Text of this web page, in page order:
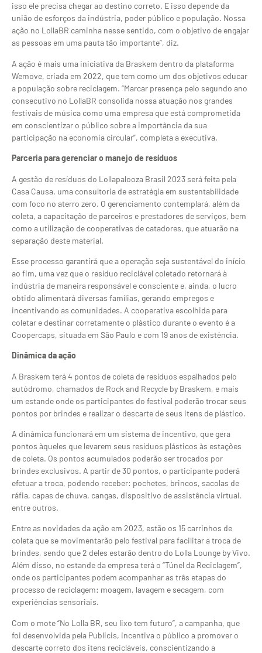
isso ele precisa chegar ao destino correto. E isso depende da
união de esforços da indústria, poder público e população. Nossa
ação no LollaBR caminha nesse sentido, com o objetivo de engajar
as pessoas em uma pauta tão importante”, diz.
A ação é mais uma iniciativa da Braskem dentro da plataforma
Wemove, criada em 2022, que tem como um dos objetivos educar
a população sobre reciclagem. “Marcar presença pelo segundo ano
consecutivo no LollaBR consolida nossa atuação nos grandes
festivais de música como uma empresa que está comprometida
em conscientizar o público sobre a importância da sua
participação na economia circular”, completa a executiva.
Parceria para gerenciar o manejo de resíduos
A gestão de resíduos do Lollapalooza Brasil 2023 será feita pela
Casa Causa, uma consultoria de estratégia em sustentabilidade
com foco no aterro zero. O gerenciamento contemplará, além da
coleta, a capacitação de parceiros e prestadores de serviços, bem
como a utilização de cooperativas de catadores, que atuarão na
separação deste material.
Esse processo garantirá que a operação seja sustentável do início
ao fim, uma vez que o resíduo reciclável coletado retornará à
indústria de maneira responsável e consciente e, ainda, o lucro
obtido alimentará diversas famílias, gerando empregos e
incentivando as comunidades. A cooperativa escolhida para
coletar e destinar corretamente o plástico durante o evento é a
Coopercaps, situada em São Paulo e com 19 anos de existência.
Dinâmica da ação
A Braskem terá 4 pontos de coleta de resíduos espalhados pelo
autódromo, chamados de Rock and Recycle by Braskem, e mais
um estande onde os participantes do festival poderão trocar seus
pontos por brindes e realizar o descarte de seus itens de plástico.
A dinâmica funcionará em um sistema de incentivo, que gera
pontos àqueles que levarem seus resíduos plásticos às estações
de coleta. Os pontos acumulados poderão ser trocados por
brindes exclusivos. A partir de 30 pontos, o participante poderá
efetuar a troca, podendo receber: pochetes, brincos, sacolas de
ráfia, capas de chuva, cangas, dispositivo de assistência virtual,
entre outros.
Entre as novidades da ação em 2023, estão os 15 carrinhos de
coleta que se movimentarão pelo festival para facilitar a troca de
brindes, sendo que 2 deles estarão dentro do Lolla Lounge by Vivo.
Além disso, no estande da empresa terá o “Túnel da Reciclagem”,
onde os participantes podem acompanhar as três etapas do
processo de reciclagem: moagem, lavagem e secagem, com
experiências sensoriais.
Com o mote “No Lolla BR, seu lixo tem futuro”, a campanha, que
foi desenvolvida pela Publicis, incentiva o público a promover o
descarte correto dos itens recicláveis, conscientizando a